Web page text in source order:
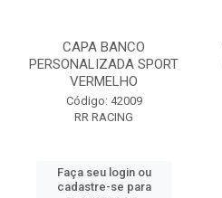
CAPA BANCO
PERSONALIZADA SPORT
VERMELHO
Código: 42009
RR RACING
Faça seu login ou
cadastre-se para